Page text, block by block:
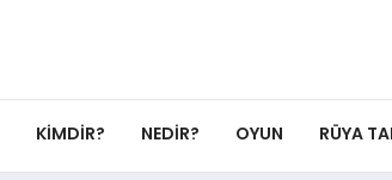
KIMDIR? NEDIR? OYUN RÜYA